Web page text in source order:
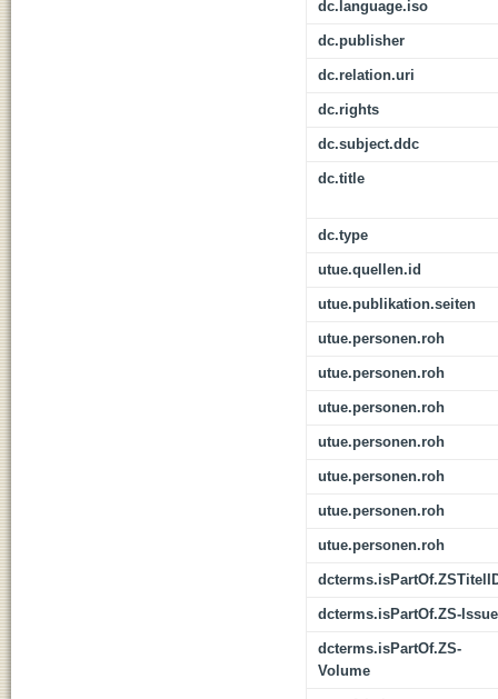
dc.language.iso
dc.publisher
dc.relation.uri
dc.rights
dc.subject.ddc
dc.title
dc.type
utue.quellen.id
utue.publikation.seiten
utue.personen.roh
utue.personen.roh
utue.personen.roh
utue.personen.roh
utue.personen.roh
utue.personen.roh
utue.personen.roh
dcterms.isPartOf.ZS-Issue
dcterms.isPartOf.ZS-
Volume